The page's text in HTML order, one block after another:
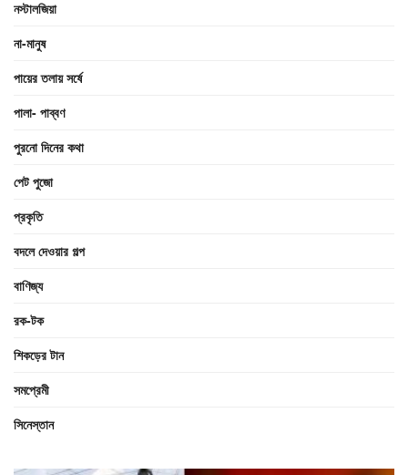
নস্টালজিয়া
না-মানুষ
পায়ের তলায় সর্ষে
পালা- পাব্বণ
পুরনো দিনের কথা
পেট পুজো
প্রকৃতি
বদলে দেওয়ার গল্প
বাণিজ্য
রক-টক
শিকড়ের টান
সমপ্রেমী
সিনেস্তান